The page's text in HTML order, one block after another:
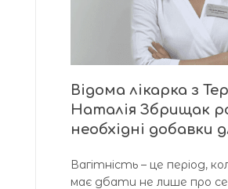
Відома лікарка з
Наталія Збрищак
необхідні добавки
Вагітність – це період,
має дбати не лише про